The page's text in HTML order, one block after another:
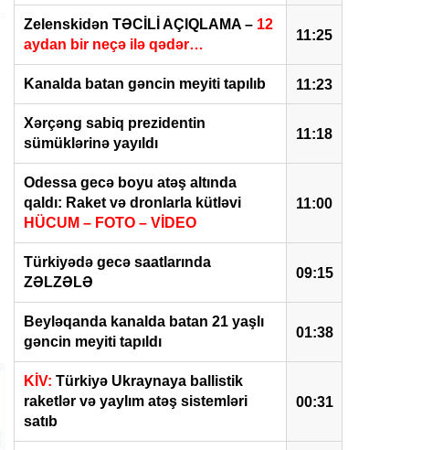
11:25
Zelenskidən TƏCİLİ AÇIQLAMA – 12
aydan bir neçə ilə qədər…
11:23
Kanalda batan gəncin meyiti tapılıb
11:18
Xərçəng sabiq prezidentin
sümüklərinə yayıldı
11:00
Odessa gecə boyu atəş altında
qaldı: Raket və dronlarla kütləvi
HÜCUM – FOTO – VİDEO
09:15
Türkiyədə gecə saatlarında
ZƏLZƏLƏ
01:38
Beyləqanda kanalda batan 21 yaşlı
gəncin meyiti tapıldı
00:31
KİV: Türkiyə Ukraynaya ballistik
raketlər və yaylım atəş sistemləri
satıb